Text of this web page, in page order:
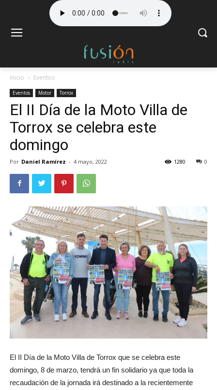
Inicio Eventos
Eventos Motor Torrox
El II Día de la Moto Villa de
Torrox se celebra este
domingo
Por Daniel Ramírez - 4 mayo, 2022 0
1280
El II Día de la Moto Villa de Torrox que se celebra este
domingo, 8 de marzo, tendrá un fin solidario ya que toda la
recaudación de la jornada irá destinado a la recientemente